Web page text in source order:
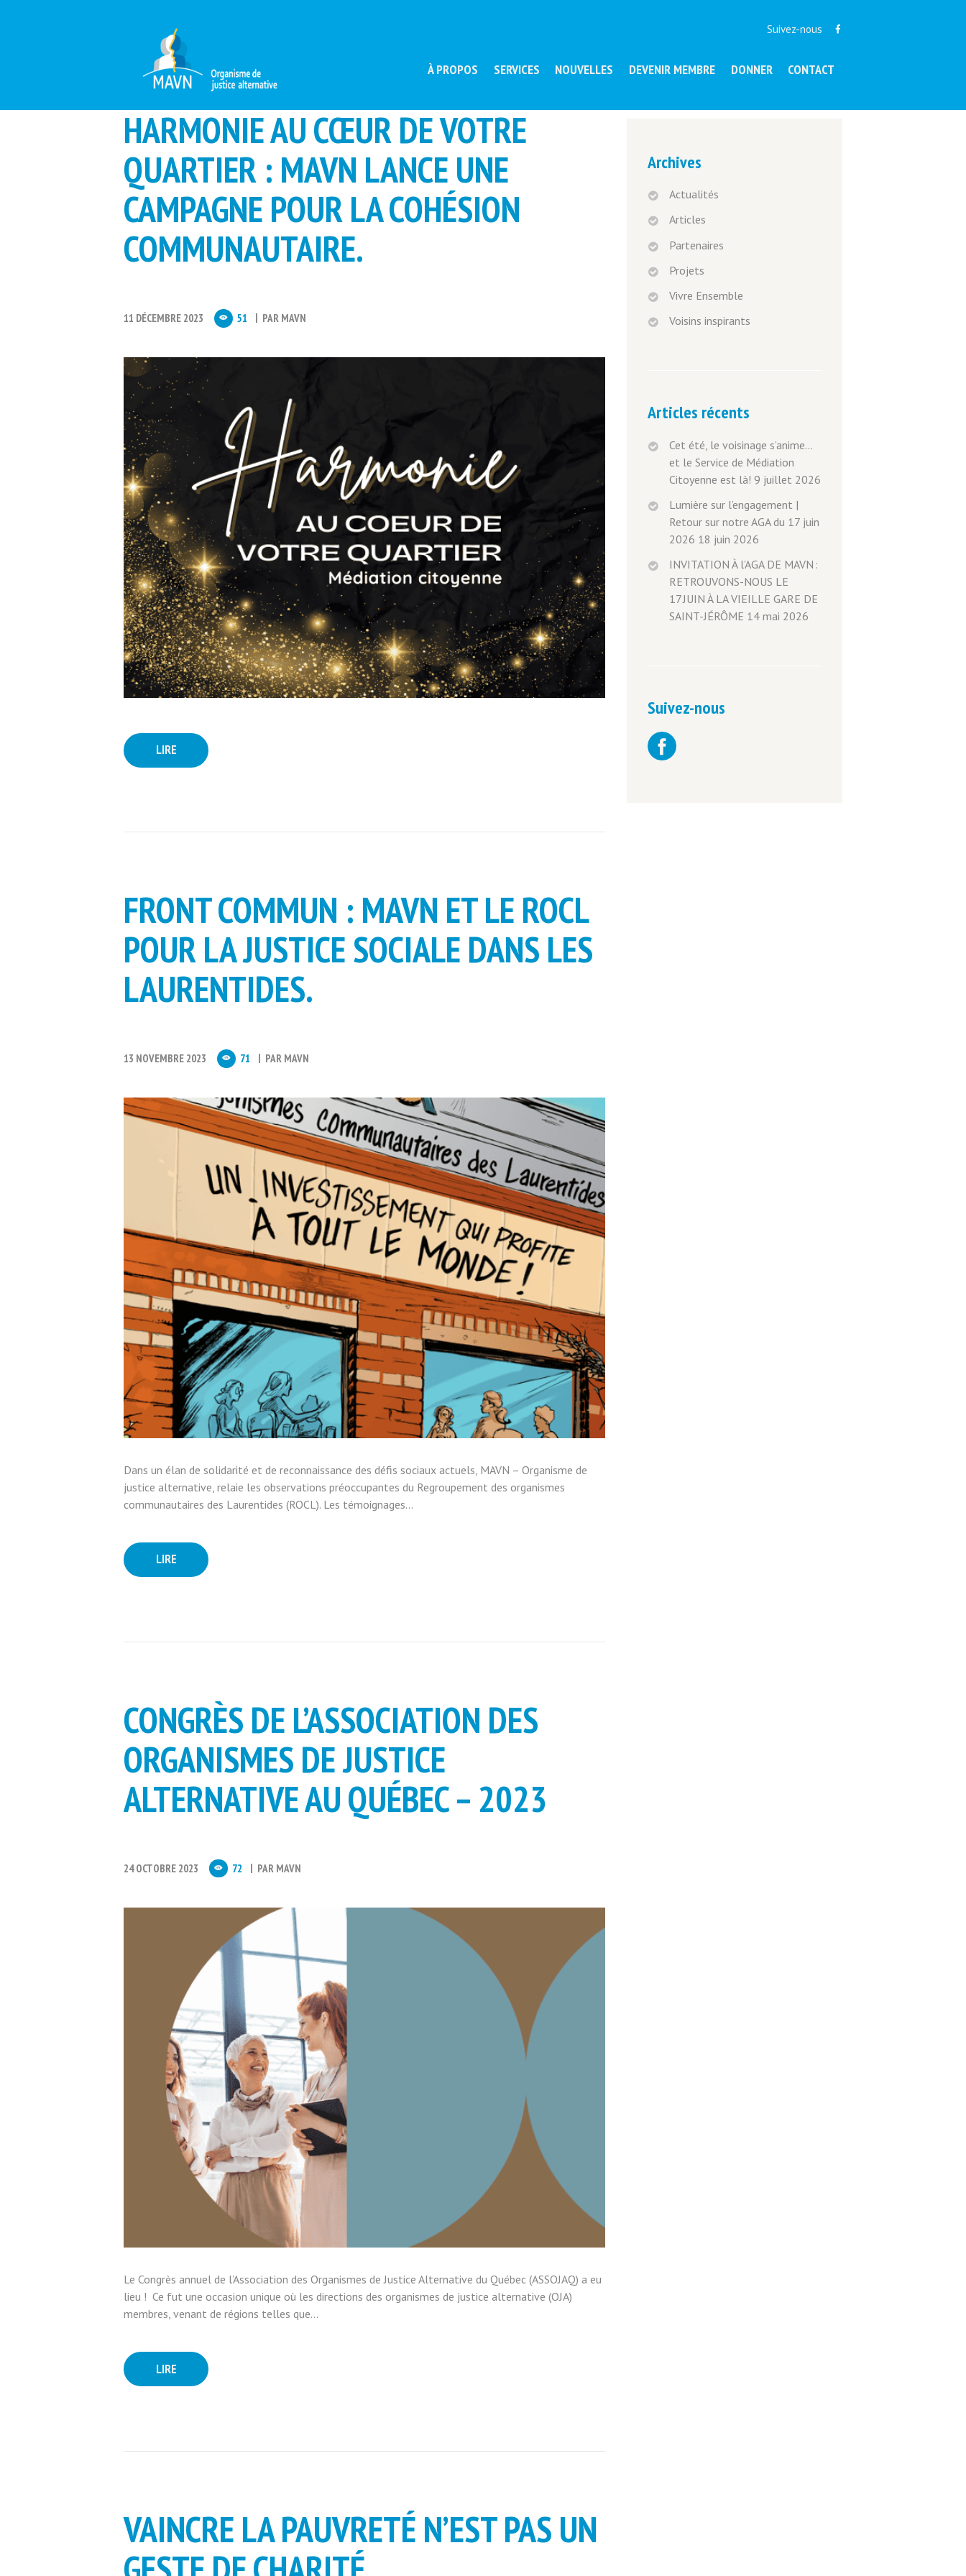
Suivez-nous
À PROPOS SERVICES NOUVELLES DEVENIR MEMBRE DONNER CONTACT
HARMONIE AU CŒUR DE VOTRE
QUARTIER : MAVN LANCE UNE
CAMPAGNE POUR LA COHÉSION
COMMUNAUTAIRE.
11 DÉCEMBRE 2023 51 PAR MAVN
LIRE
FRONT COMMUN : MAVN ET LE ROCL
POUR LA JUSTICE SOCIALE DANS LES
LAURENTIDES.
13 NOVEMBRE 2023 71 PAR MAVN
Dans un élan de solidarité et de reconnaissance des défis sociaux actuels, MAVN – Organisme de
justice alternative, relaie les observations préoccupantes du Regroupement des organismes
communautaires des Laurentides (ROCL). Les témoignages...
LIRE
CONGRÈS DE L’ASSOCIATION DES
ORGANISMES DE JUSTICE
ALTERNATIVE AU QUÉBEC – 2023
24 OCTOBRE 2023 72 PAR MAVN
Le Congrès annuel de l’Association des Organismes de Justice Alternative du Québec (ASSOJAQ) a eu
lieu ! Ce fut une occasion unique où les directions des organismes de justice alternative (OJA)
membres, venant de régions telles que...
LIRE
VAINCRE LA PAUVRETÉ N’EST PAS UN
Archives
Actualités
Articles
Partenaires
Projets
Vivre Ensemble
Voisins inspirants
Articles récents
Cet été, le voisinage s’anime…
et le Service de Médiation
Citoyenne est là! 9 juillet 2026
Lumière sur l’engagement |
Retour sur notre AGA du 17 juin
2026 18 juin 2026
INVITATION À l’AGA DE MAVN :
RETROUVONS-NOUS LE
17 JUIN À LA VIEILLE GARE DE
SAINT-JÉRÔME 14 mai 2026
Suivez-nous